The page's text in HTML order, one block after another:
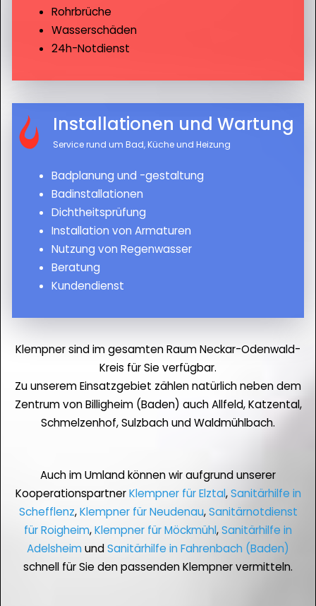
Rohrbrüche
Wasserschäden
24h-Notdienst
Installationen und Wartung
Service rund um Bad, Küche und Heizung
Badplanung und -gestaltung
Badinstallationen
Dichtheitsprüfung
Installation von Armaturen
Nutzung von Regenwasser
Beratung
Kundendienst
Klempner sind im gesamten Raum Neckar-Odenwald-
Kreis für Sie verfügbar.
Zu unserem Einsatzgebiet zählen natürlich neben dem
Zentrum von Billigheim (Baden) auch Allfeld, Katzental,
Schmelzenhof, Sulzbach und Waldmühlbach.
Auch im Umland können wir aufgrund unserer
KooperationspartnerKlempner für Elztal,Sanitärhilfe in
Schefflenz,Klempner für Neudenau,Sanitärnotdienst
für Roigheim,Klempner für Möckmühl,Sanitärhilfe in
AdelsheimundSanitärhilfe in Fahrenbach (Baden)
schnell für Sie den passenden Klempner vermitteln.